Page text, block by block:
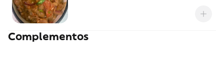
Complementos